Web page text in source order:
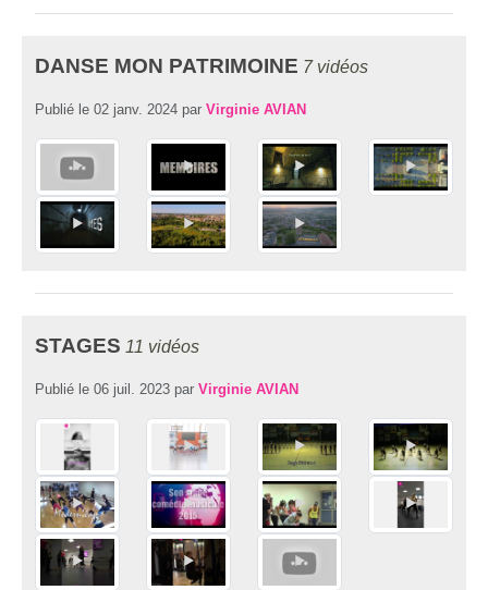
DANSE MON PATRIMOINE 7 vidéos
Publié le 02 janv. 2024 par Virginie AVIAN
STAGES 11 vidéos
Publié le 06 juil. 2023 par Virginie AVIAN